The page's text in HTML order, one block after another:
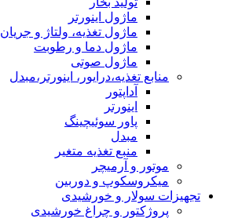
ماژول اینورتر
ماژول تغذیه، ولتاژ و جریان
ماژول دما و رطوبت
ماژول صوتی
منابع تغذیه،درایور، اینورتر،مبدل
آداپتور
اینورتر
پاور سوئیچینگ
مبدل
منبع تغذیه متغیر
موتور و آرمیچر
میکروسکوپ و دوربین
تجهیزات سولار و خورشیدی
پروژکتور و چراغ خورشیدی